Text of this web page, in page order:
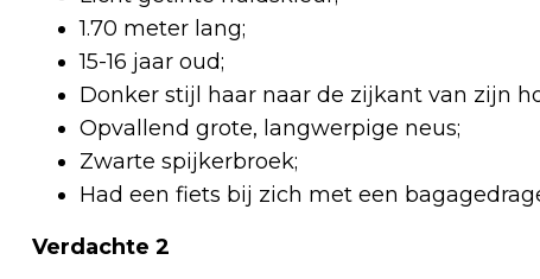
1.70 meter lang;
15-16 jaar oud;
Donker stijl haar naar de zijkant van zijn
Opvallend grote, langwerpige neus;
Zwarte spijkerbroek;
Had een fiets bij zich met een
Verdachte 2